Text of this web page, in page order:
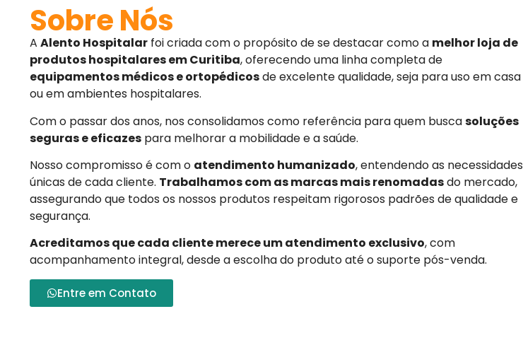
Sobre Nós
A Alento Hospitalar foi criada com o propósito de se destacar como a melhor loja de
produtos hospitalares em Curitiba, oferecendo uma linha completa de
equipamentos médicos e ortopédicosde excelente qualidade, seja para uso em casa
ou em ambientes hospitalares.
Com o passar dos anos, nos consolidamos como referência para quem buscasoluções
seguras e eficazes para melhorar a mobilidade e a saúde.
Nosso compromisso é com o atendimento humanizado, entendendo as necessidades
únicas de cada cliente. Trabalhamos com as marcas mais renomadasdo mercado,
assegurando que todos os nossos produtos respeitam rigorosos padrões de qualidade e
segurança.
Acreditamos que cada cliente merece um atendimento exclusivo, com
acompanhamento integral, desde a escolha do produto até o suporte pós-venda.
Entre em Contato